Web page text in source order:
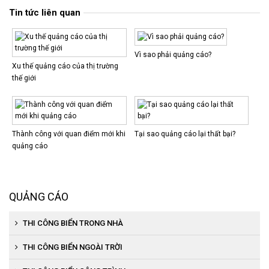
Tin tức liên quan
Xu thế quảng cáo của thị trường
thế giới
Vì sao phải quảng cáo?
Thành công với quan điểm mới khi
quảng cáo
Tại sao quảng cáo lại thất bại?
QUẢNG CÁO
THI CÔNG BIỂN TRONG NHÀ
Thi công biển siêu thị
THI CÔNG BIỂN NGOÀI TRỜI